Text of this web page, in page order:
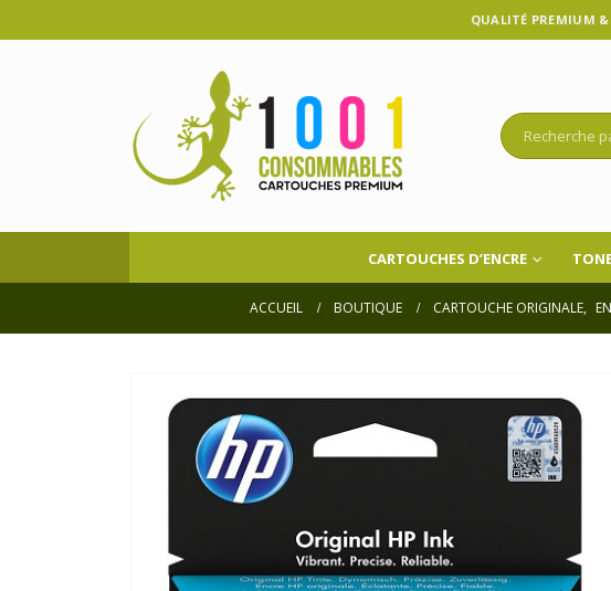
QUALITÉ PREMIUM &
CARTOUCHES D’ENCRE
ACCUEIL BOUTIQUE CARTOUCHE ORIGINALE,